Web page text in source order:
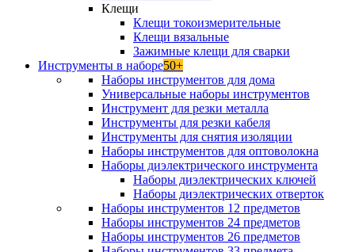
Клещи
Клещи токоизмерительные
Клещи вязальные
Зажимные клещи для сварки
Инструменты в наборе50+
Наборы инструментов для дома
Универсальные наборы инструментов
Инструмент для резки металла
Инструменты для резки кабеля
Инструменты для снятия изоляции
Наборы инструментов для оптоволокна
Наборы диэлектрического инструмента
Наборы диэлектрических ключей
Наборы диэлектрических отверток
Наборы инструментов 12 предметов
Наборы инструментов 24 предметов
Наборы инструментов 26 предметов